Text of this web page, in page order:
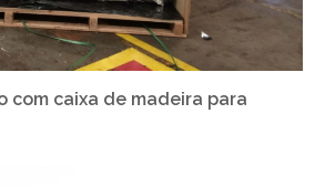
com caixa de madeira para